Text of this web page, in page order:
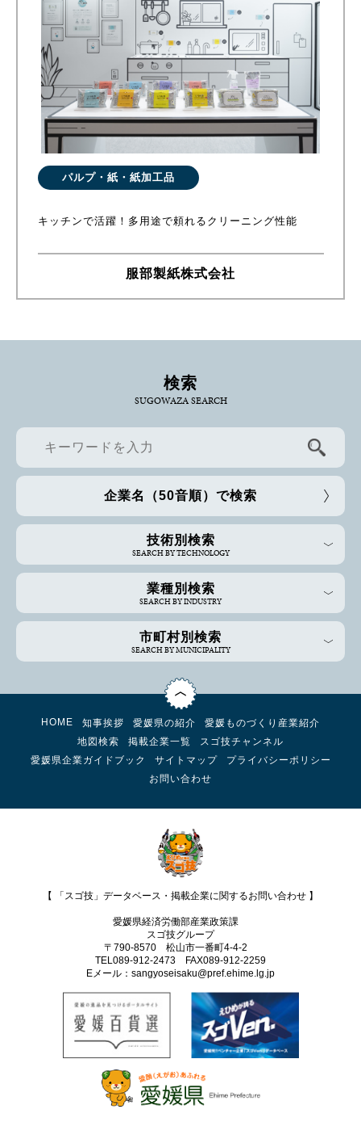
パルプ・紙・紙加工品
キッチンで活躍！多用途で頼れるクリーニング性能
服部製紙株式会社
検索
SUGOWAZA SEARCH
企業名（50音順）で検索
技術別検索
SEARCH BY TECHNOLOGY
業種別検索
SEARCH BY INDUSTRY
市町村別検索
SEARCH BY MUNICIPALITY
HOME 知事挨拶 愛媛県の紹介
愛媛ものづくり産業紹介
地図検索
掲載企業一覧
スゴ技チャンネル
愛媛県企業ガイドブック
サイトマップ
プライバシーポリシー
お問い合わせ
【 「スゴ技」データベース・掲載企業に関するお問い合わせ 】
愛媛県経済労働部産業政策課
スゴ技グループ
〒790-8570 松山市一番町4-4-2
TEL089-912-2473 FAX089‐912-2259
Eメール：sangyoseisaku@pref.ehime.lg.jp